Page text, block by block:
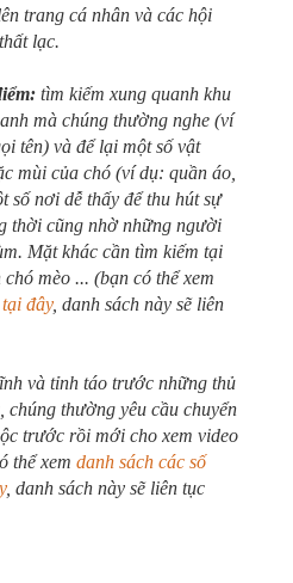
trang cá nhân và các hội
lạc.
tìm kiếm xung quanh khu
mà chúng thường nghe (ví
tên) và để lại một số vật
mùi của chó (ví dụ: quần áo,
số nơi dễ thấy để thu hút sự
thời cũng nhờ những người
Mặt khác cần tìm kiếm tại
mèo ... (bạn có thể xem
đây, danh sách này sẽ liên
và tỉnh táo trước những thủ
chúng thường yêu cầu chuyển
trước rồi mới cho xem video
thể xem danh sách các số
, danh sách này sẽ liên tục